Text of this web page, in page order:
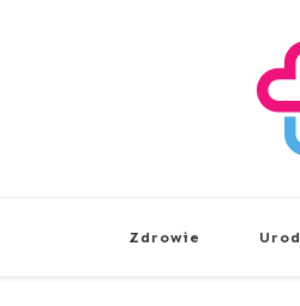
Zdrowie